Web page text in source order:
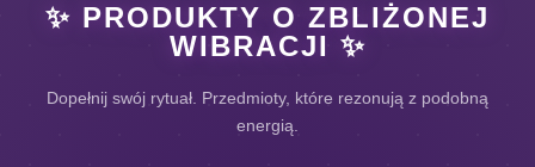
✨ PRODUKTY O ZBLIŻONEJ
WIBRACJI ✨
Dopełnij swój rytuał. Przedmioty, które rezonują z podobną
energią.